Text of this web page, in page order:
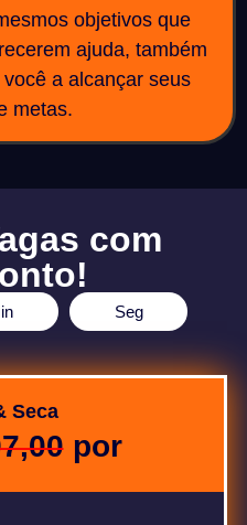
objetivos que
ajuda, também
a alcançar seus
metas.
com
Seg
Seca
por